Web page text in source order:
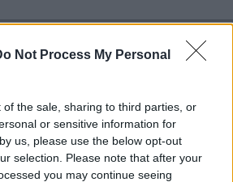
Not Process My Personal
of the sale, sharing to third parties, or
or sensitive information for
us, please use the below opt-out
selection. Please note that after your
you may continue seeing